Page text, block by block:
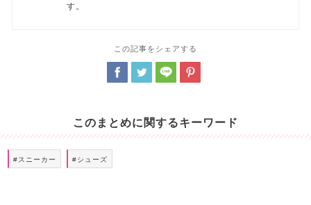
す。
この記事をシェアする
このまとめに関するキーワード
#スニーカー #シューズ